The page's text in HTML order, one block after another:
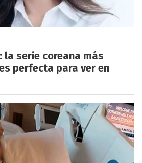
la serie coreana más
perfecta para ver en